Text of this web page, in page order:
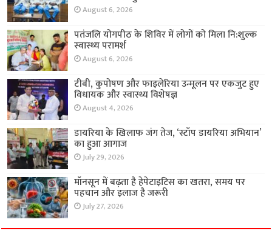
August 6, 2026
पतंजलि योगपीठ के शिविर में लोगों को मिला नि:शुल्क
स्वास्थ्य परामर्श
August 6, 2026
टीबी, कुपोषण और फाइलेरिया उन्मूलन पर एकजुट हुए
विधायक और स्वास्थ्य विशेषज्ञ
August 4, 2026
डायरिया के खिलाफ जंग तेज, ‘स्टॉप डायरिया अभियान’
का हुआ आगाज
July 29, 2026
मॉनसून में बढ़ता है हेपेटाइटिस का खतरा, समय पर
पहचान और इलाज है जरूरी
July 27, 2026